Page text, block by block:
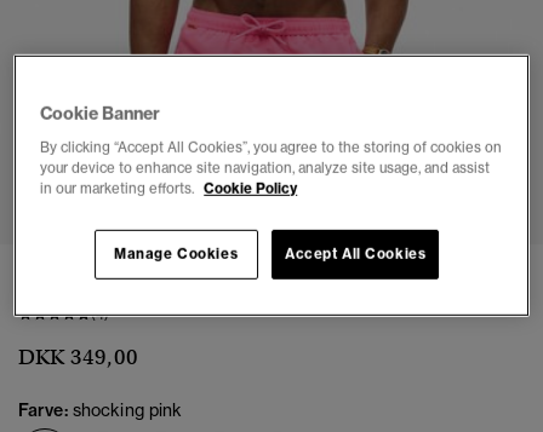
1 2 3 4 5 6 7 8 9 10
Essential 41cm badeshorts
(4)
DKK 349,00
Farve: shocking pink
Cookie Banner
By clicking “Accept All Cookies”, you agree to the storing of cookies on
your device to enhance site navigation, analyze site usage, and assist
in our marketing efforts. Cookie Policy
Accept All Cookies
Manage Cookies